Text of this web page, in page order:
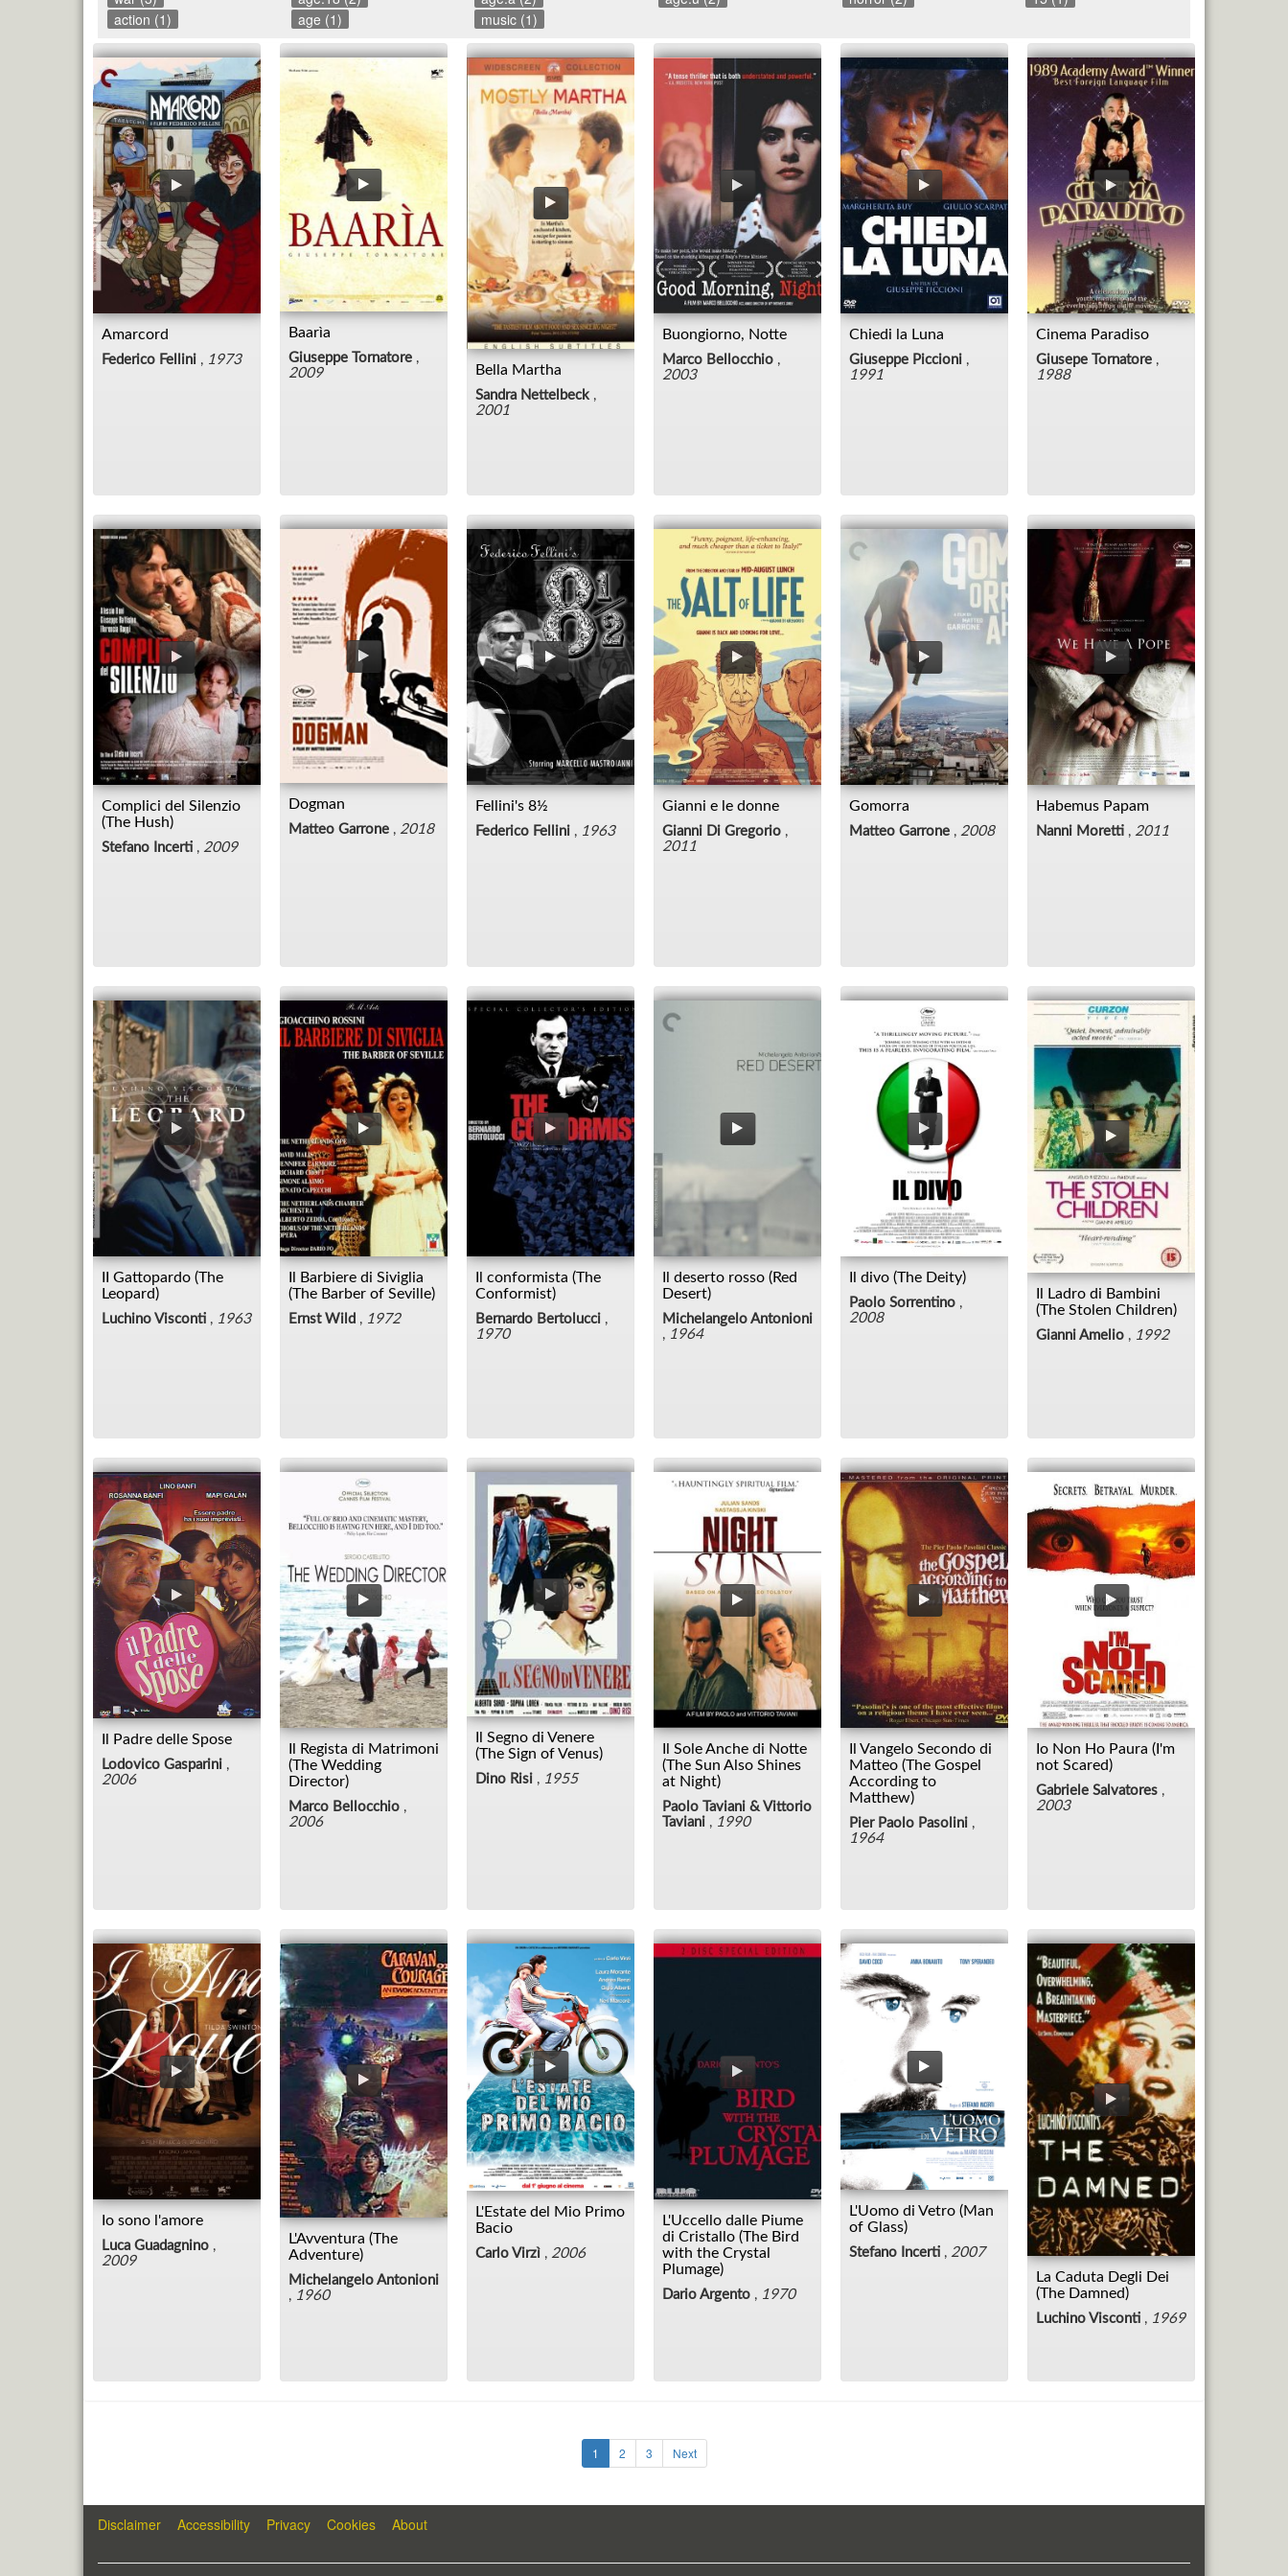
action (1)
age (1) music (1)
Amarcord
Federico Fellini , 1973
Baarìa
Giuseppe Tornatore ,
2009
Bella Martha
Sandra Nettelbeck ,
2001
Buongiorno, Notte
Marco Bellocchio ,
2003
Chiedi la Luna
Giuseppe Piccioni ,
1991
Cinema Paradiso
Giusepe Tornatore ,
1988
Complici del Silenzio
(The Hush)
Stefano Incerti , 2009
Dogman
Matteo Garrone , 2018
Fellini's 8½
Federico Fellini , 1963
Gianni e le donne
Gianni Di Gregorio ,
2011
Gomorra
Matteo Garrone , 2008
Habemus Papam
Nanni Moretti , 2011
II Gattopardo (The
Leopard)
Luchino Visconti , 1963
Il Barbiere di Siviglia
(The Barber of Seville)
Ernst Wild , 1972
Il conformista (The
Conformist)
Bernardo Bertolucci ,
1970
Il deserto rosso (Red
Desert)
Michelangelo Antonioni
, 1964
Il divo (The Deity)
Paolo Sorrentino ,
2008
Il Ladro di Bambini
(The Stolen Children)
Gianni Amelio , 1992
Il Padre delle Spose
Lodovico Gasparini ,
2006
Il Regista di Matrimoni
(The Wedding
Director)
Marco Bellocchio ,
2006
Il Segno di Venere
(The Sign of Venus)
Dino Risi , 1955
Il Sole Anche di Notte
(The Sun Also Shines
at Night)
Paolo Taviani & Vittorio
Taviani , 1990
Il Vangelo Secondo di
Matteo (The Gospel
According to
Matthew)
Pier Paolo Pasolini ,
1964
Io Non Ho Paura (I'm
not Scared)
Gabriele Salvatores ,
2003
Io sono l'amore
Luca Guadagnino ,
2009
L'Avventura (The
Adventure)
Michelangelo Antonioni
, 1960
L'Estate del Mio Primo
Bacio
Carlo Virzì , 2006
L'Uccello dalle Piume
di Cristallo (The Bird
with the Crystal
Plumage)
Dario Argento , 1970
L'Uomo di Vetro (Man
of Glass)
Stefano Incerti , 2007
La Caduta Degli Dei
(The Damned)
Luchino Visconti , 1969
1 2 3 Next
Disclaimer Accessibility Privacy Cookies About